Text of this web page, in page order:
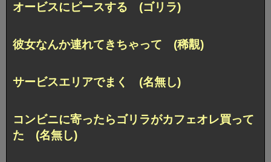
オービスにピースする (ゴリラ)
彼女なんか連れてきちゃって (稀覯)
サービスエリアでまく (名無し)
コンビニに寄ったらゴリラがカフェオレ買って
た (名無し)